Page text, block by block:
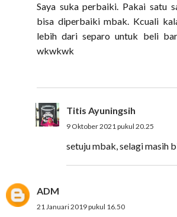
Saya suka perbaiki. Pakai satu
bisa diperbaiki mbak. Kcuali
lebih dari separo untuk beli
wkwkwk
Titis Ayuningsih
9 Oktober 2021 pukul 20.25
setuju mbak, selagi masih
ADM
21 Januari 2019 pukul 16.50